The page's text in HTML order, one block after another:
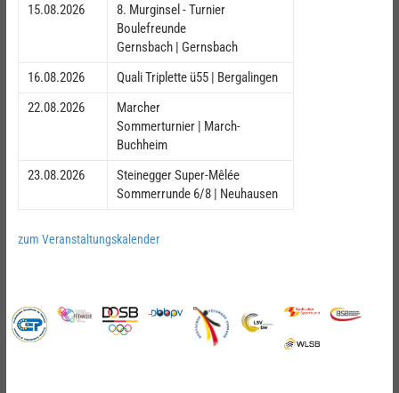
15.08.2026
8. Murginsel - Turnier
Boulefreunde
Gernsbach | Gernsbach
16.08.2026
Quali Triplette ü55 | Bergalingen
22.08.2026
Marcher
Sommerturnier | March-
Buchheim
23.08.2026
Steinegger Super-Mêlée
Sommerrunde 6/8 | Neuhausen
zum Veranstaltungskalender